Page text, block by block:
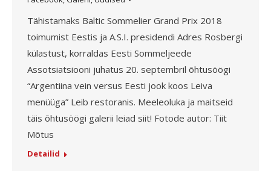
Tähistamaks Baltic Sommelier Grand Prix 2018
toimumist Eestis ja A.S.I. presidendi Adres Rosbergi
külastust, korraldas Eesti Sommeljeede
Assotsiatsiooni juhatus 20. septembril õhtusöögi
“Argentiina vein versus Eesti jook koos Leiva
menüüga” Leib restoranis. Meeleoluka ja maitseid
täis õhtusöögi galerii leiad siit! Fotode autor: Tiit
Mõtus
Detailid